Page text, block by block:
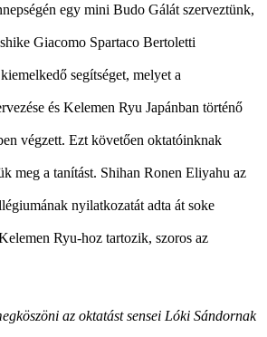
egy mini Budo Gálát szerveztünk,
Giacomo Spartaco Bertoletti
segítséget, melyet a
és Kelemen Ryu Japánban történő
végzett. Ezt követően oktatóinknak
meg a tanítást. Shihan Ronen Eliyahu az
nyilatkozatát adta át soke
Ryu-hoz tartozik, szoros az
az oktatást sensei Lóki Sándornak